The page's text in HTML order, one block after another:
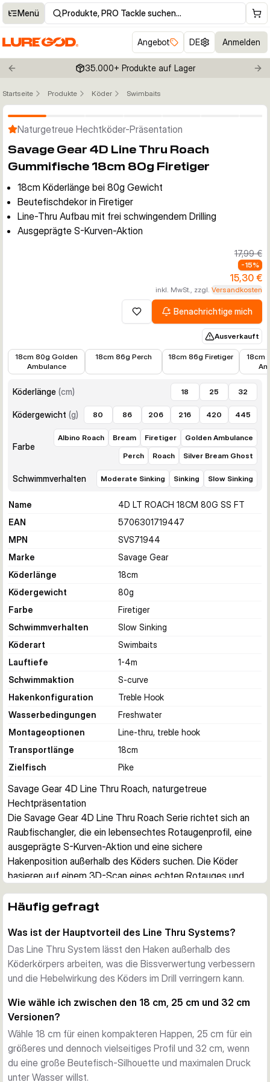
Menü Produkte, PRO Tackle suchen…
Angebot DE Anmelden
Previous slide 35.000+ Produkte auf Lager
Startseite Produkte Köder SwimbaitsKlicken um Zoom zu aktivieren
Naturgetreue Hechtköder-Präsentation
Savage Gear 4D Line Thru Roach
Gummifische 18cm 80g Firetiger
18cm Köderlänge bei 80g Gewicht
Beutefischdekor in Firetiger
Line-Thru Aufbau mit frei schwingendem Drilling
Ausgeprägte S-Kurven-Aktion
17,99 €
-15%
15,30 €
inkl. MwSt., zzgl. Versandkosten
Zur Wunschliste hinzufügen
Benachrichtige mich
Ausverkauft
18cm 80g Golden
Ambulance
18cm 86g Perch
18cm 86g Firetiger
15,01 €
18cm
Köderlänge (cm) 18 25 32
Ködergewicht (g) 80 86 206 216 420 445
Farbe
Albino Roach Bream Firetiger
Golden Ambulance
Perch
Roach Silver Bream Ghost
Schwimmverhalten Moderate Sinking Sinking Slow Sinking
Name
4D LT ROACH 18CM 80G SS FT
EAN
5706301719447
MPN
SVS71944
Marke
Savage Gear
Köderlänge
18cm
Ködergewicht
80g
Farbe
Firetiger
Schwimmverhalten
Slow Sinking
Köderart
Swimbaits
Lauftiefe
1-4m
Schwimmaktion
S-curve
Hakenkonfiguration
Treble Hook
Wasserbedingungen
Freshwater
Montageoptionen
Line-thru, treble hook
Transportlänge
18cm
Zielfisch
Pike
Savage Gear 4D Line Thru Roach, naturgetreue
Hechtpräsentation
Die Savage Gear 4D Line Thru Roach Serie richtet sich an
Raubfischangler, die ein lebensechtes Rotaugenprofil, eine
ausgeprägte S-Kurven-Aktion und eine sichere
Hakenposition außerhalb des Köders suchen. Die Köder
basieren auf einem 3D-Scan eines echten Rotauges und
ausgelegt.
Die hohe Körperform, die detaillierte Oberfläche und die
natürliche Beutefisch-Silhouette ahmen einen der
wichtigsten Beutefische des Hechts nach. Das hilft, wenn in
klarem Wasser oder bei auf Rotaugen fixierten Räubern ein
Line-Thru Hakensystem
Das Line Thru System lässt den Haken frei außerhalb des
Köderkörpers schwingen. Das kann die Bissverwertung
verbessern und Aussteiger im Drill verringern. Der Körper
kombiniert einen harten Schaumkern mit einer weichen
Außenhaut für eine ausgewogene Präsentation.
Häufig gefragt
Was ist der Hauptvorteil des Line Thru Systems?
Das Line Thru System lässt den Haken außerhalb des
Köderkörpers arbeiten, was die Bissverwertung verbessern
und die Hebelwirkung des Köders im Drill verringern kann.
Wie wähle ich zwischen den 18 cm, 25 cm und 32 cm
Versionen?
Wähle 18 cm für einen kompakteren Happen, 25 cm für ein
größeres und dennoch vielseitiges Profil und 32 cm, wenn
du eine große Beutefisch-Silhouette und maximalen Druck
unter Wasser willst.